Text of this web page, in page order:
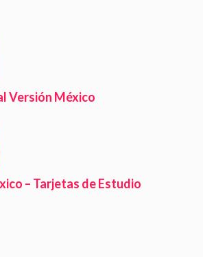
Versión México
– Tarjetas de Estudio